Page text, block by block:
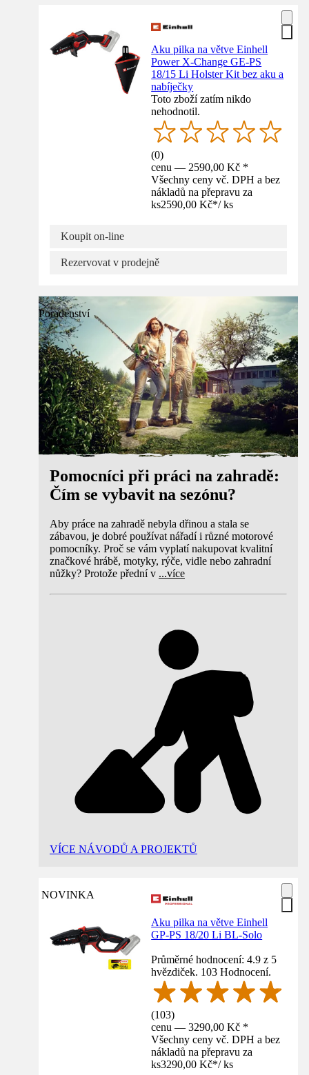
Aku pilka na větve Einhell
Power X-Change GE-PS
18/15 Li Holster Kit bez aku a
nabíječky
Toto zboží zatím nikdo
nehodnotil.
(0)
cenu — 2590,00 Kč *
Všechny ceny vč. DPH a bez
nákladů na přepravu za
ks2590,00 Kč*/ ks
Koupit on-line
Rezervovat v prodejně
Poradenství
Pomocníci při práci na zahradě:
Čím se vybavit na sezónu?
Aby práce na zahradě nebyla dřinou a stala se
zábavou, je dobré používat nářadí i různé motorové
pomocníky. Proč se vám vyplatí nakupovat kvalitní
značkové hrábě, motyky, rýče, vidle nebo zahradní
nůžky? Protože přední v ...více
VÍCE NÁVODŮ A PROJEKTŮ
NOVINKA
Aku pilka na větve Einhell
GP-PS 18/20 Li BL-Solo
Průměrné hodnocení: 4.9 z 5
hvězdiček. 103 Hodnocení.
(103)
cenu — 3290,00 Kč *
Všechny ceny vč. DPH a bez
nákladů na přepravu za
ks3290,00 Kč*/ ks